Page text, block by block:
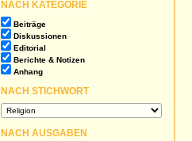
NACH KATEGORIE
Beiträge
Diskussionen
Editorial
Berichte & Notizen
Anhang
NACH STICHWORT
NACH AUSGABEN